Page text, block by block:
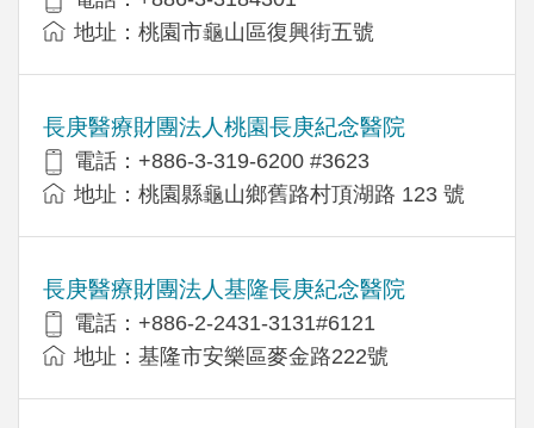
地址：桃園市龜山區復興街五號
長庚醫療財團法人桃園長庚紀念醫院
電話：+886-3-319-6200 #3623
地址：桃園縣龜山鄉舊路村頂湖路 123 號
長庚醫療財團法人基隆長庚紀念醫院
電話：+886-2-2431-3131#6121
地址：基隆市安樂區麥金路222號